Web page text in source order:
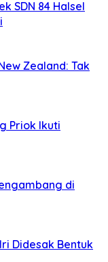
SDN 84 Halsel
Zealand: Tak
Priok Ikuti
di
Didesak Bentuk